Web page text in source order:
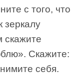
с того, что
зеркалу
скажите
Скажите:
себя.